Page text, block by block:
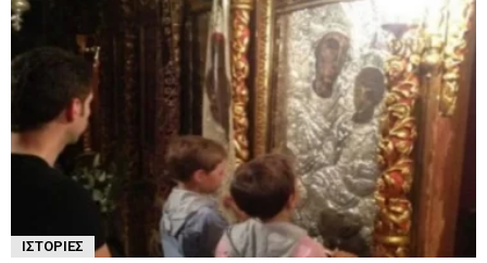
ΙΣΤΟΡΊΕΣ